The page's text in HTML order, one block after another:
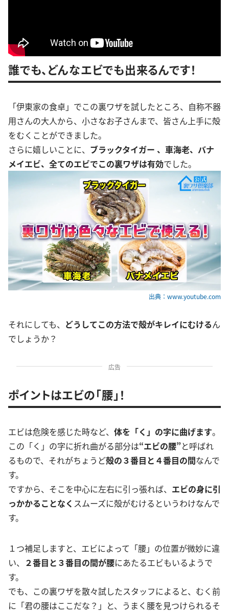
誰でも、どんなエビでも出来るんです！
「伊東家の食卓」でこの裏ワザを試したところ、自称不器
用さんの大人から、小さなお子さんまで、皆さん上手に殻
をむくことができました。
さらに嬉しいことに、 ブラックタイガー 、車海老、バナ
メイエビ、全てのエビでこの裏ワザは有効でした。
出典：www.youtube.com
それにしても、 どうしてこの方法で殻がキレイにむけるん
でしょうか？
広告
ポイントはエビの「腰」！
エビは危険を感じた時など、 体を「く」の字に曲げます。
この「く」の字に折れ曲がる部分は“エビの腰”と呼ばれ
るもので、それがちょうど殻の３番目と４番目の間なんで
す。
ですから、そこを中心に左右に引っ張れば、 エビの身に引
っかかることなく スムーズに殻がむけるというわけなんで
す。
１つ補足しますと、エビによって「腰」の位置が微妙に違
い、 ２番目と３番目の間が腰にあたるエビもいるようで
す。
でも、この裏ワザを散々試したスタッフによると、むく前
に「君の腰はここだな？」と、うまく腰を見つけられるそ